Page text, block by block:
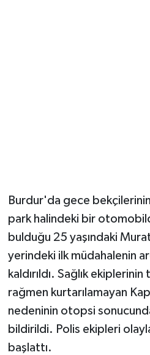
Burdur'da gece
park halindeki bir
bulduğu 25 yaşındaki
yerindeki ilk müdahalenin
kaldırıldı. Sağlık
rağmen kurtarılamayan
nedeninin otopsi
bildirildi. Polis ekipleri
başlattı.